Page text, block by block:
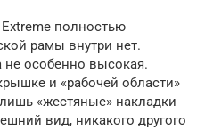
полностью
рамы внутри нет.
не особенно высокая.
и «рабочей области»
«жестяные» накладки
вид, никакого другого